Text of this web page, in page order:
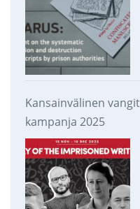
Kansainvälinen
kampanja 2025